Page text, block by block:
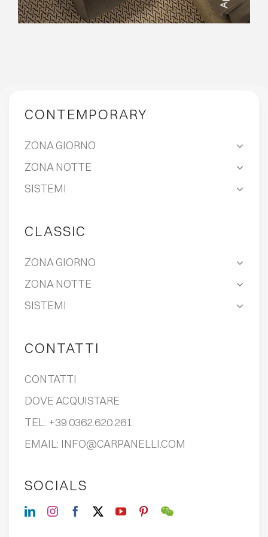
CONTEMPORARY
ZONA GIORNO
ZONA NOTTE
SISTEMI
CLASSIC
ZONA GIORNO
ZONA NOTTE
SISTEMI
CONTATTI
CONTATTI
DOVE ACQUISTARE
TEL: +39.0362.620.261
EMAIL: INFO@CARPANELLI.COM
SOCIALS